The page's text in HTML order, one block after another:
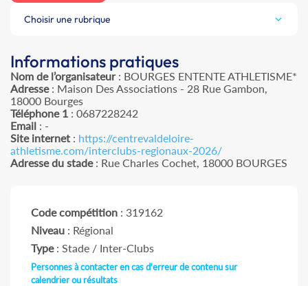
Choisir une rubrique
Informations pratiques
Nom de l’organisateur: BOURGES ENTENTE ATHLETISME*
Adresse: Maison Des Associations - 28 Rue Gambon,
18000 Bourges
Téléphone 1 : 0687228242
Email : -
Site internet : https://centrevaldeloire-
athletisme.com/interclubs-regionaux-2026/
Adresse du stade: Rue Charles Cochet, 18000 BOURGES
Code compétition : 319162
Niveau : Régional
Type: Stade / Inter-Clubs
Personnes à contacter en cas d'erreur de contenu sur
calendrier ou résultats